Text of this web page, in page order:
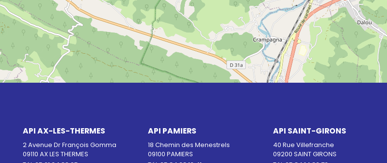
API AX-LES-THERMES
2 Avenue Dr François Gomma
09110 AX LES THERMES
API PAMIERS
18 Chemin des Menestrels
09100 PAMIERS
API SAINT-GIRONS
40 Rue Villefranche
09200 SAINT GIRONS